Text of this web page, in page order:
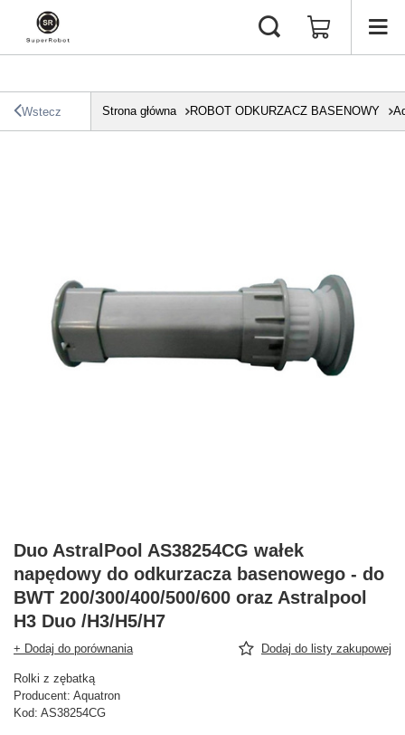
Wstecz Strona główna ROBOT ODKURZACZ BASENOWY
Duo AstralPool AS38254CG wałek
napędowy do odkurzacza basenowego - do
BWT 200/300/400/500/600 oraz Astralpool
H3 Duo /H3/H5/H7
+ Dodaj do porównania Dodaj do listy zakupowej
Rolki z zębatką
Producent: Aquatron
Kod: AS38254CG